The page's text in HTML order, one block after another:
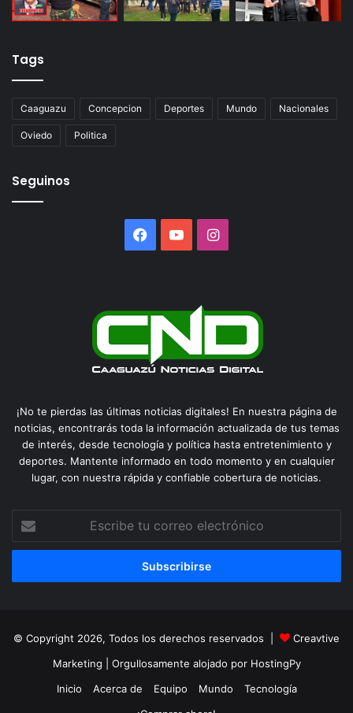
Tags
Caaguazu Concepcion Deportes Mundo Nacionales
Oviedo Politica
Seguinos
Facebook
YouTubeInstagram
¡No te pierdas las últimas noticias digitales! En nuestra página de
noticias, encontrarás toda la información actualizada de tus temas
de interés, desde tecnología y política hasta entretenimiento y
deportes. Mantente informado en todo momento y en cualquier
lugar, con nuestra rápida y confiable cobertura de noticias.
correo
© Copyright 2026, Todos los derechos reservados |
Creavtive
Marketing | Orgullosamente alojado por HostingPy
Inicio
Acerca de Equipo Mundo
Tecnología